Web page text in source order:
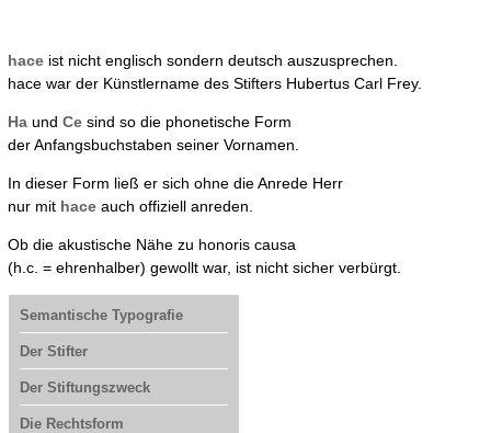
haceist nicht englisch sondern deutsch auszusprechen.
hace war der Künstlername des Stifters Hubertus Carl Frey.
Haund Cesind so die phonetische Form
der Anfangsbuchstaben seiner Vornamen.
In dieser Form ließ er sich ohne die Anrede Herr
nur mit hace auch offiziell anreden.
Ob die akustische Nähe zu honoris causa
(h.c. = ehrenhalber) gewollt war, ist nicht sicher verbürgt.
Semantische Typografie
Der Stifter
Der Stiftungszweck
Die Rechtsform